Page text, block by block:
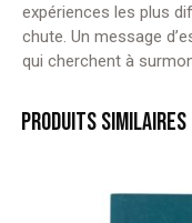
expériences les plus
chute. Un message
qui cherchent à
PRODUITS SIMILAIRES